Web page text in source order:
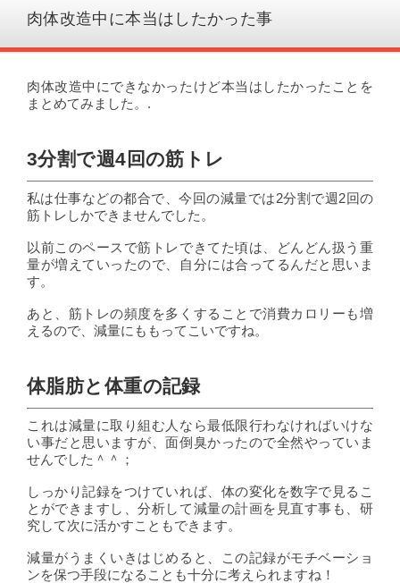
肉体改造中に本当はしたかった事
肉体改造中にできなかったけど本当はしたかったことを
まとめてみました。.
3分割で週4回の筋トレ
私は仕事などの都合で、今回の減量では2分割で週2回の
筋トレしかできませんでした。
以前このペースで筋トレできてた頃は、どんどん扱う重
量が増えていったので、自分には合ってるんだと思いま
す。
あと、筋トレの頻度を多くすることで消費カロリーも増
えるので、減量にももってこいですね。
体脂肪と体重の記録
これは減量に取り組む人なら最低限行わなければいけな
い事だと思いますが、面倒臭かったので全然やっていま
せんでした＾＾；
しっかり記録をつけていれば、体の変化を数字で見るこ
とができますし、分析して減量の計画を見直す事も、研
究して次に活かすこともできます。
減量がうまくいきはじめると、この記録がモチベーショ
ンを保つ手段になることも十分に考えられますね！